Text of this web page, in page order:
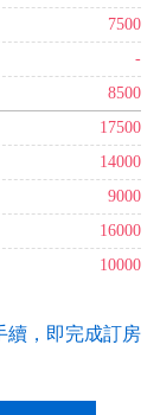
7500
-
8500
17500
14000
9000
16000
10000
續，即完成訂房